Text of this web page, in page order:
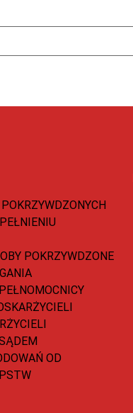
POKRZYWDZONE
OD